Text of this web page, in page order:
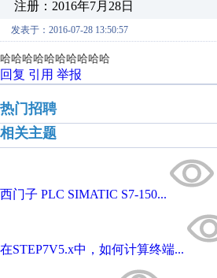
注册：2016年7月28日
发表于：2016-07-28 13:50:57
哈哈哈哈哈哈哈哈哈哈
回复 引用 举报
热门招聘
相关主题
西门子 PLC SIMATIC S7-150...
在STEP7V5.x中，如何计算终端...